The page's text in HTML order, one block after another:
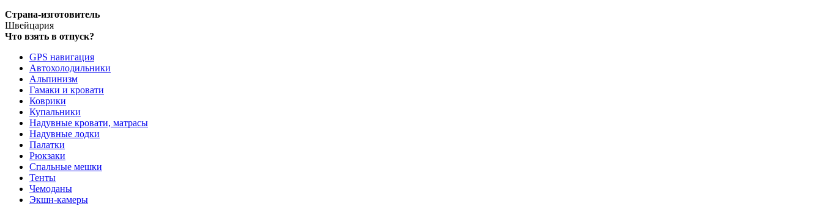
Страна-изготовитель
Швейцария
Что взять в отпуск?
GPS навигация
Автохолодильники
Альпинизм
Гамаки и кровати
Коврики
Купальники
Надувные кровати, матрасы
Надувные лодки
Палатки
Рюкзаки
Спальные мешки
Тенты
Чемоданы
Экшн-камеры